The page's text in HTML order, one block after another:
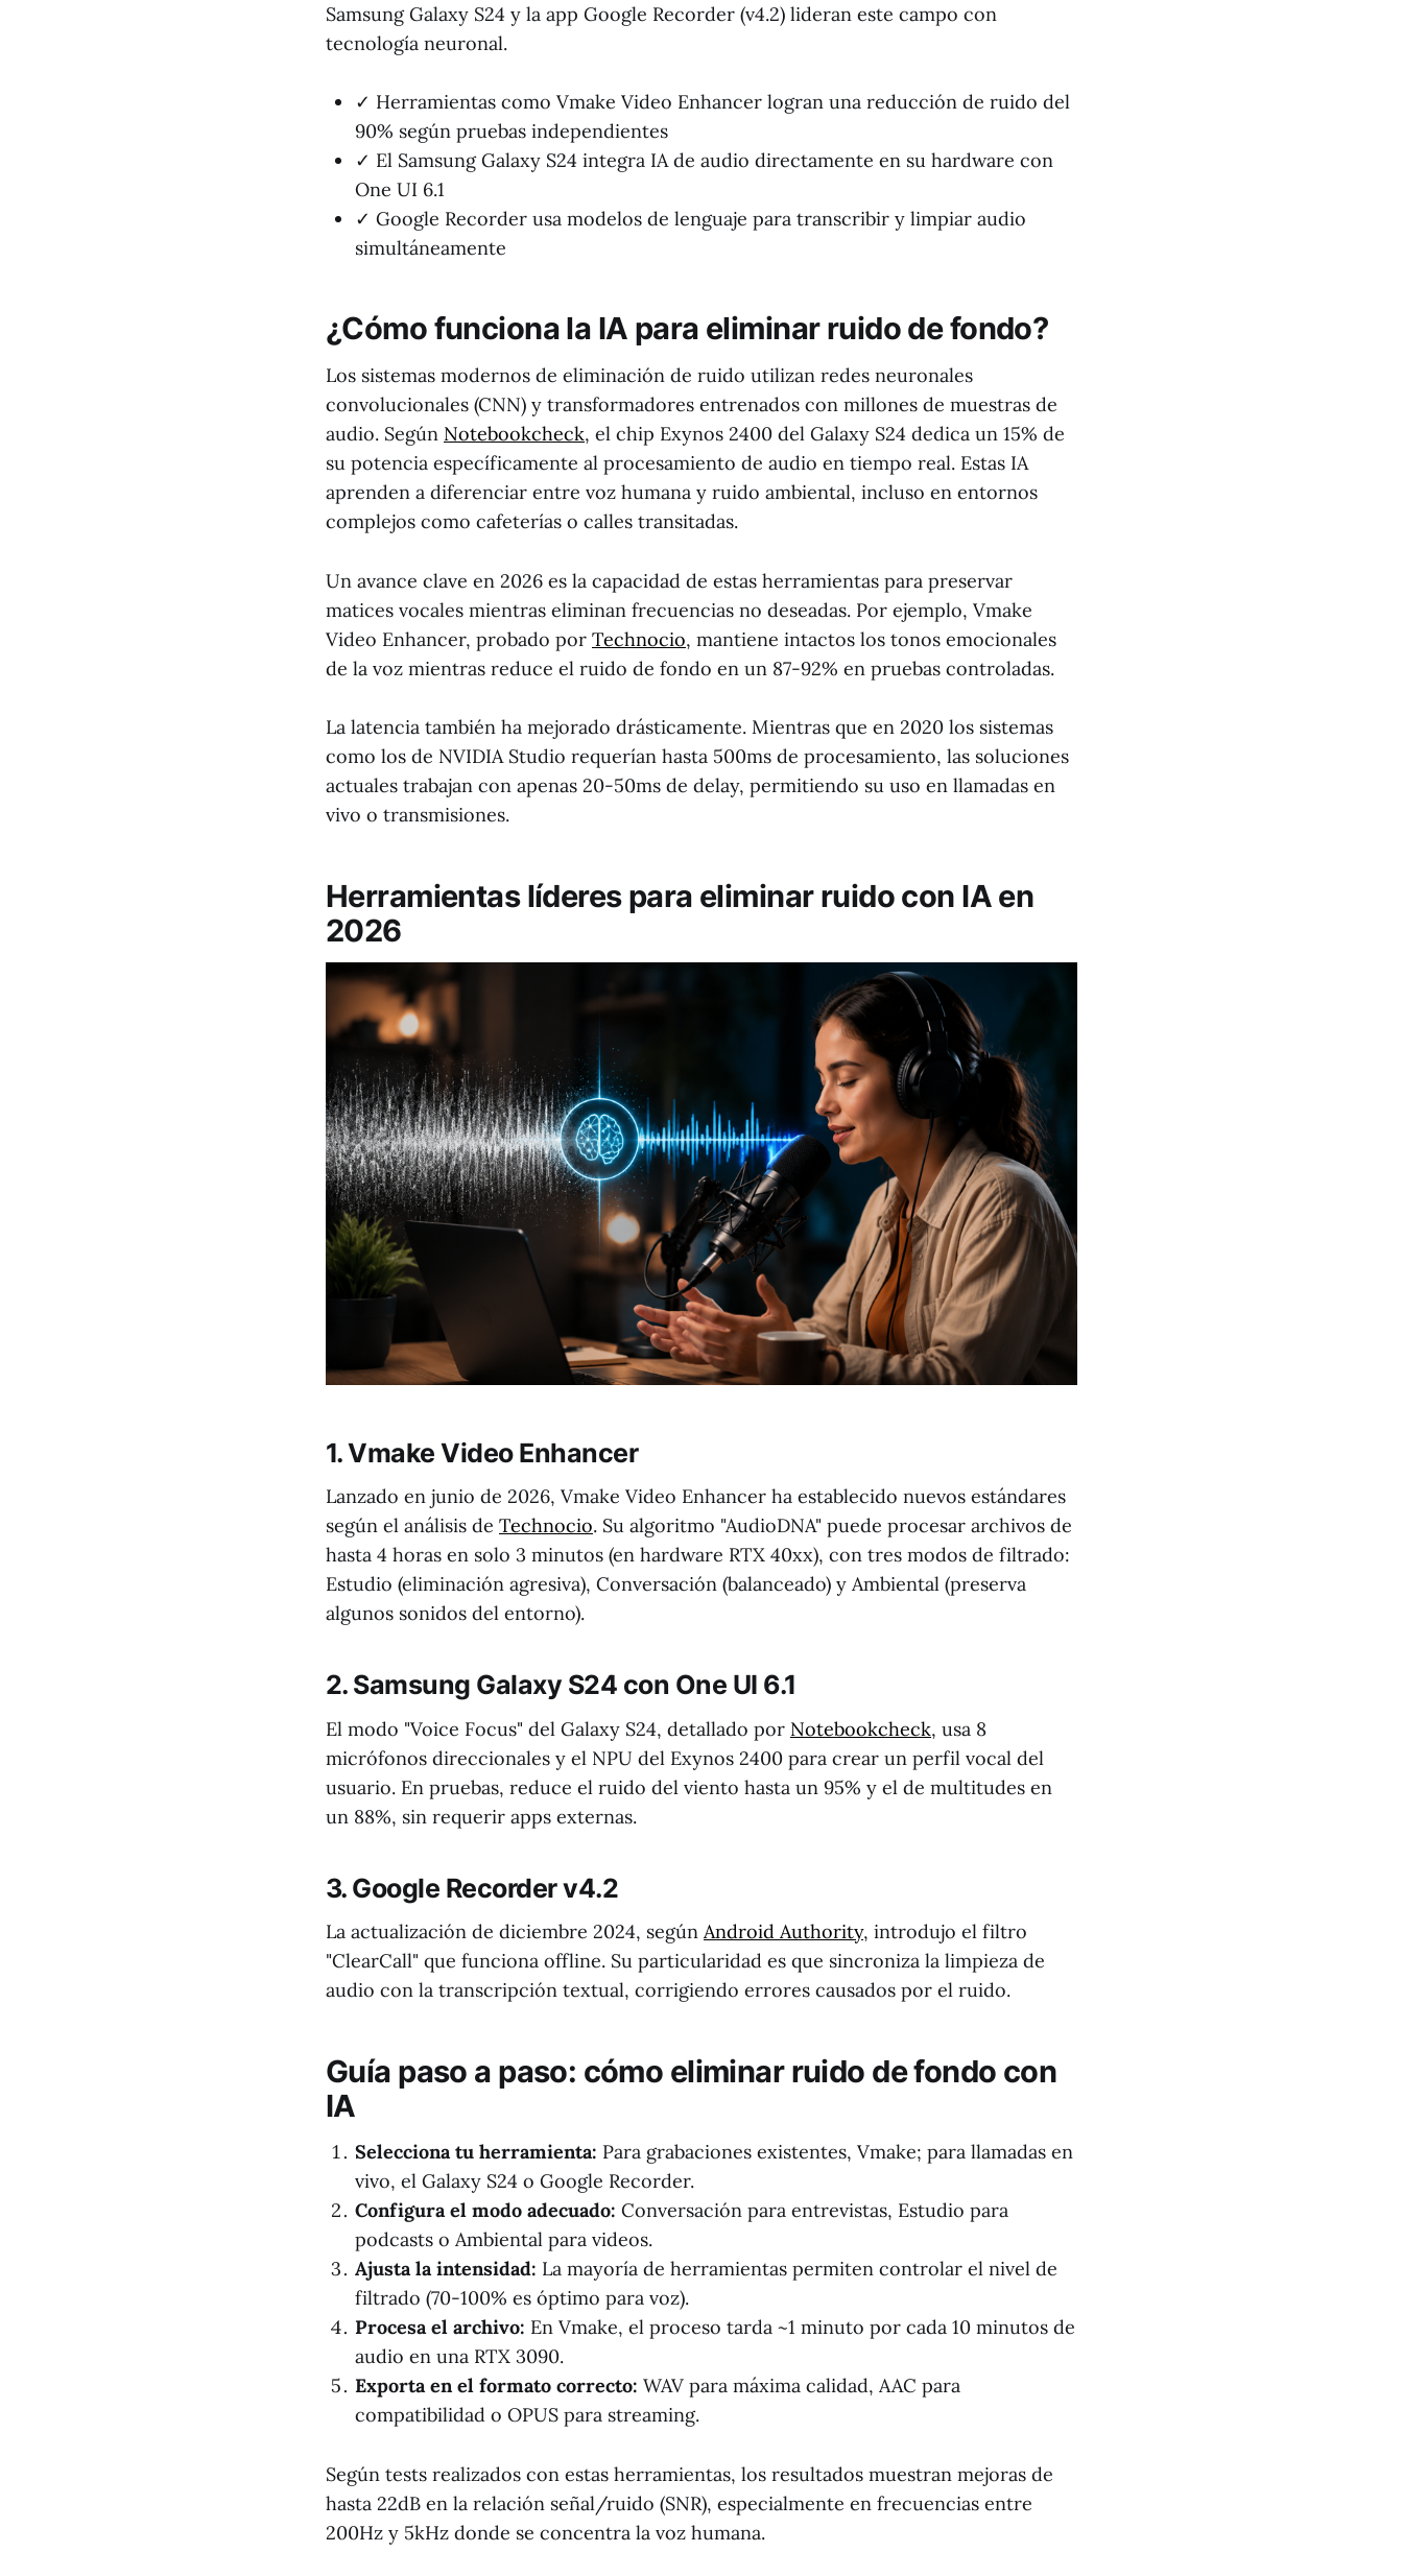
Samsung Galaxy S24 y la app Google Recorder (v4.2) lideran este campo con
tecnología neuronal.
✓ Herramientas como Vmake Video Enhancer logran una reducción de ruido del
90% según pruebas independientes
✓ El Samsung Galaxy S24 integra IA de audio directamente en su hardware con
One UI 6.1
✓ Google Recorder usa modelos de lenguaje para transcribir y limpiar audio
simultáneamente
¿Cómo funciona la IA para eliminar ruido de fondo?
Los sistemas modernos de eliminación de ruido utilizan redes neuronales
convolucionales (CNN) y transformadores entrenados con millones de muestras de
audio. Según Notebookcheck, el chip Exynos 2400 del Galaxy S24 dedica un 15% de
su potencia específicamente al procesamiento de audio en tiempo real. Estas IA
aprenden a diferenciar entre voz humana y ruido ambiental, incluso en entornos
complejos como cafeterías o calles transitadas.
Un avance clave en 2026 es la capacidad de estas herramientas para preservar
matices vocales mientras eliminan frecuencias no deseadas. Por ejemplo, Vmake
Video Enhancer, probado por Technocio, mantiene intactos los tonos emocionales
de la voz mientras reduce el ruido de fondo en un 87-92% en pruebas controladas.
La latencia también ha mejorado drásticamente. Mientras que en 2020 los sistemas
como los de NVIDIA Studio requerían hasta 500ms de procesamiento, las soluciones
actuales trabajan con apenas 20-50ms de delay, permitiendo su uso en llamadas en
vivo o transmisiones.
Herramientas líderes para eliminar ruido con IA en
2026
1. Vmake Video Enhancer
Lanzado en junio de 2026, Vmake Video Enhancer ha establecido nuevos estándares
según el análisis de Technocio. Su algoritmo "AudioDNA" puede procesar archivos de
hasta 4 horas en solo 3 minutos (en hardware RTX 40xx), con tres modos de filtrado:
Estudio (eliminación agresiva), Conversación (balanceado) y Ambiental (preserva
algunos sonidos del entorno).
2. Samsung Galaxy S24 con One UI 6.1
El modo "Voice Focus" del Galaxy S24, detallado por Notebookcheck, usa 8
micrófonos direccionales y el NPU del Exynos 2400 para crear un perfil vocal del
usuario. En pruebas, reduce el ruido del viento hasta un 95% y el de multitudes en
un 88%, sin requerir apps externas.
3. Google Recorder v4.2
La actualización de diciembre 2024, según Android Authority, introdujo el filtro
"ClearCall" que funciona offline. Su particularidad es que sincroniza la limpieza de
audio con la transcripción textual, corrigiendo errores causados por el ruido.
Guía paso a paso: cómo eliminar ruido de fondo con
IA
Selecciona tu herramienta: Para grabaciones existentes, Vmake; para llamadas en
vivo, el Galaxy S24 o Google Recorder.
Configura el modo adecuado: Conversación para entrevistas, Estudio para
podcasts o Ambiental para videos.
Ajusta la intensidad: La mayoría de herramientas permiten controlar el nivel de
filtrado (70-100% es óptimo para voz).
Procesa el archivo: En Vmake, el proceso tarda ~1 minuto por cada 10 minutos de
audio en una RTX 3090.
Exporta en el formato correcto: WAV para máxima calidad, AAC para
compatibilidad o OPUS para streaming.
Según tests realizados con estas herramientas, los resultados muestran mejoras de
hasta 22dB en la relación señal/ruido (SNR), especialmente en frecuencias entre
200Hz y 5kHz donde se concentra la voz humana.